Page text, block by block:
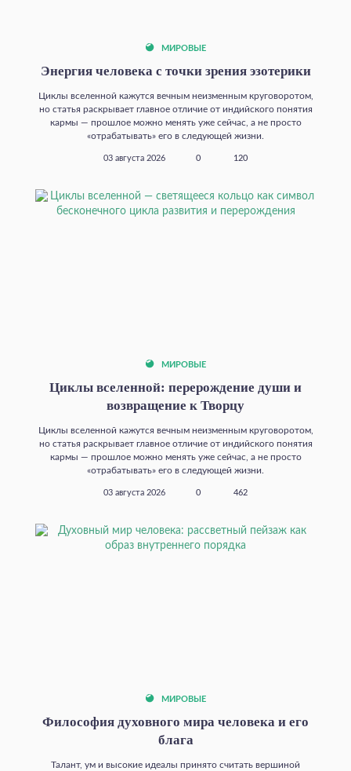
МИРОВЫЕ
Энергия человека с точки зрения эзотерики
Циклы вселенной кажутся вечным неизменным круговоротом,
но статья раскрывает главное отличие от индийского понятия
кармы — прошлое можно менять уже сейчас, а не просто
«отрабатывать» его в следующей жизни.
03 августа 2026 0 120
МИРОВЫЕ
Циклы вселенной: перерождение души и
возвращение к Творцу
Циклы вселенной кажутся вечным неизменным круговоротом,
но статья раскрывает главное отличие от индийского понятия
кармы — прошлое можно менять уже сейчас, а не просто
«отрабатывать» его в следующей жизни.
03 августа 2026 0 462
МИРОВЫЕ
Философия духовного мира человека и его
блага
Талант, ум и высокие идеалы принято считать вершиной